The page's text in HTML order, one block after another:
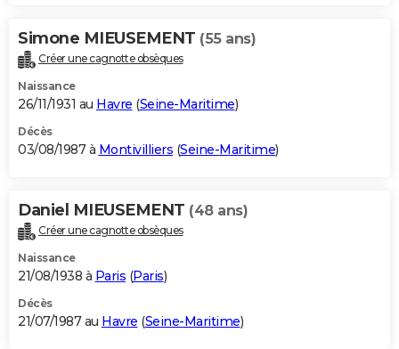
Simone MIEUSEMENT (55 ans)
Créer une cagnotte obsèques
Naissance
26/11/1931 au Havre (Seine-Maritime)
Décès
03/08/1987 à Montivilliers (Seine-Maritime)
Daniel MIEUSEMENT (48 ans)
Créer une cagnotte obsèques
Naissance
21/08/1938 à Paris (Paris)
Décès
21/07/1987 au Havre (Seine-Maritime)